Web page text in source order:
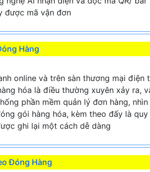
được mã vận đơn
Hàng
online và trên sàn thương mại điện
hóa là điều thường xuyên xảy ra,
phần mềm quản lý đơn hàng, nhìn
gói hàng hóa, kèm theo đấy là quy
ghi lại một cách dễ dàng
Đóng Hàng